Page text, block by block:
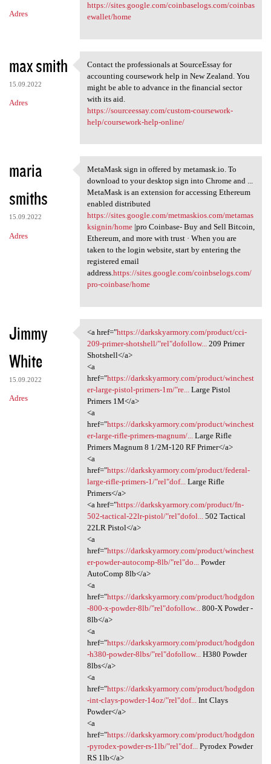
Adres
https://sites.google.com/coinbaselogs.com/coinbas
ewallet/home
max smith
15.09.2022
Adres
Contact the professionals at
Contact the professionals at SourceEssay for
accounting coursework help in New Zealand. You
might be able to advance in the financial sector
with its aid.
https://sourceessay.com/custom-coursework-
help/coursework-help-online/
maria
smiths
15.09.2022
Adres
MetaMask sign in offered by
MetaMask sign in offered by metamask.io. To
download to your desktop sign into Chrome and ...
MetaMask is an extension for accessing Ethereum
enabled distributed
https://sites.google.com/metmaskios.com/metamas
ksignin/home|pro Coinbase- Buy and Sell Bitcoin,
Ethereum, and more with trust · When you are
taken to the login website, start by entering the
registered email
address.https://sites.google.com/coinbselogs.com/
pro-coinbase/home
Jimmy
White
15.09.2022
Adres
<a href="https:/
<a href="https://darkskyarmory.com/product/cci-
209-primer-shotshell/"rel"dofollow...
209 Primer
Shotshell</a>
<a
href="https://darkskyarmory.com/product/winchest
er-large-pistol-primers-1m/"re...
Large Pistol
Primers 1M</a>
<a
href="https://darkskyarmory.com/product/winchest
er-large-rifle-primers-magnum/...
Large Rifle
Primers Magnum 8 1/2M-120 RF Primer</a>
<a
href="https://darkskyarmory.com/product/federal-
large-rifle-primers-1/"rel"dof...
Large Rifle
Primers</a>
<a href="https://darkskyarmory.com/product/fn-
502-tactical-22lr-pistol/"rel"dofol...
502 Tactical
22LR Pistol</a>
<a
href="https://darkskyarmory.com/product/winchest
er-powder-autocomp-8lb/"rel"do...
Powder
AutoComp 8lb</a>
<a
href="https://darkskyarmory.com/product/hodgdon
-800-x-powder-8lb/"rel"dofollow...
800-X Powder -
8lb</a>
<a
href="https://darkskyarmory.com/product/hodgdon
-h380-powder-8lbs/"rel"dofollow...
H380 Powder
8lbs</a>
<a
href="https://darkskyarmory.com/product/hodgdon
-int-clays-powder-14oz/"rel"dof...
Int Clays
Powder</a>
<a
href="https://darkskyarmory.com/product/hodgdon
-pyrodex-powder-rs-1lb/"rel"dof...
Pyrodex Powder
RS 1lb</a>